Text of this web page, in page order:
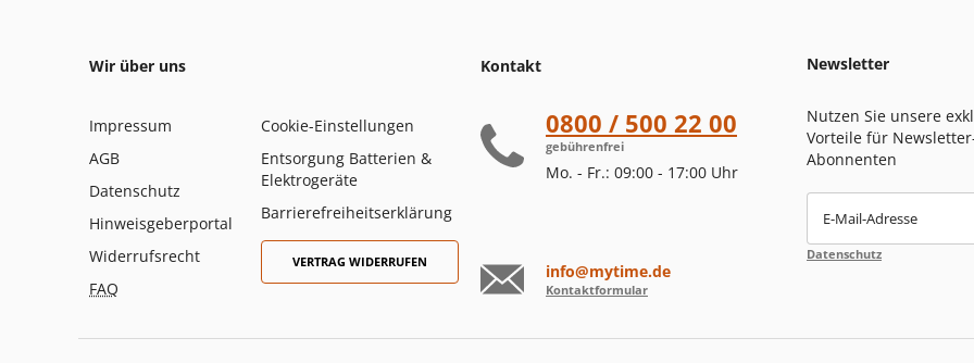
Wir über uns
Impressum
AGB
Datenschutz
Hinweisgeberportal
Widerrufsrecht
FAQ
Cookie-Einstellungen
Entsorgung Batterien &
Elektrogeräte
Barrierefreiheitserklärung
VERTRAG WIDERRUFEN
Kontakt
0800 / 500 22 00
gebührenfrei
Mo. - Fr.: 09:00 - 17:00 Uhr
info@mytime.de
Kontaktformular
Newsletter
Nutzen Sie unsere
Vorteile für
Abonnenten
E-Mail-Adresse
Datenschutz